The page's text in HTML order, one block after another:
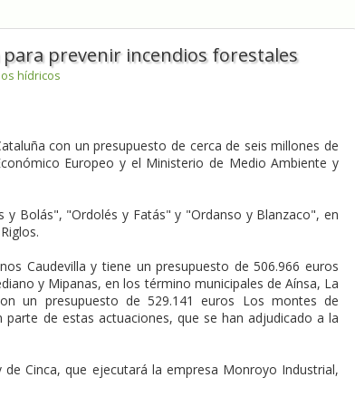
para prevenir incendios forestales
hídricos
con un presupuesto de cerca de seis millones de
Europeo y el Ministerio de Medio Ambiente y
Bolás", "Ordolés y Fatás" y "Ordanso y Blanzaco", en
Caudevilla y tiene un presupuesto de 506.966 euros
y Mipanas, en los término municipales de Aínsa, La
un presupuesto de 529.141 euros Los montes de
de estas actuaciones, que se han adjudicado a la
Cinca, que ejecutará la empresa Monroyo Industrial,